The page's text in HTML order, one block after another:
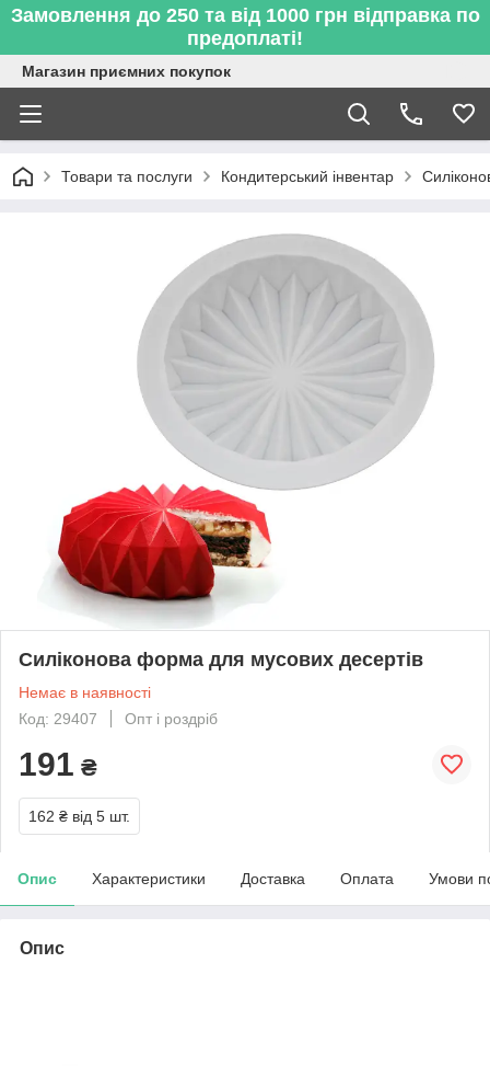
Замовлення до 250 та від 1000 грн відправка по
предоплаті!
Магазин приємних покупок
Товари та послуги Кондитерський інвентар
Силіконова форма для мусових десертів
Немає в наявності
Код: 29407
Опт і роздріб
191 ₴
162 ₴ від 5 шт.
Опис Характеристики Доставка Оплата Умови
Опис